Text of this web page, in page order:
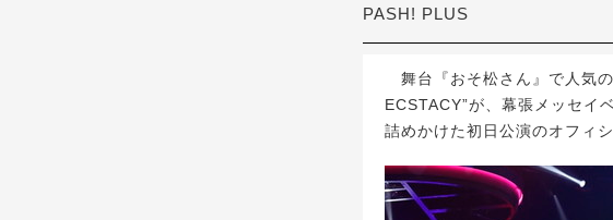
PASH! PLUS
舞台『おそ松さん』で人気
ECSTACY”が、幕張メッセイ
詰めかけた初日公演のオフィ